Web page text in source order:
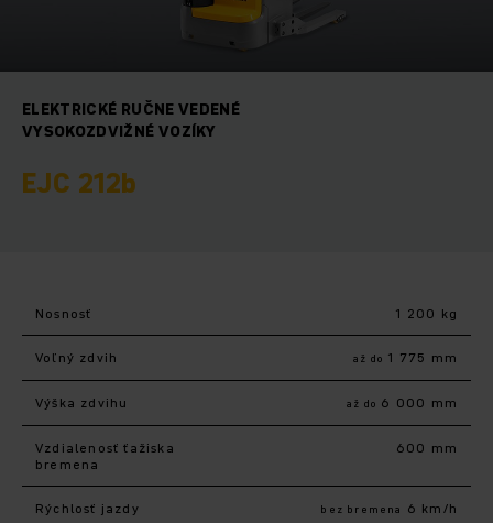
ELEKTRICKÉ RUČNE VEDENÉ
VYSOKOZDVIŽNÉ VOZÍKY
EJC 212b
Nosnosť 1 200 kg
Voľný zdvih až do 1 775 mm
Výška zdvihu až do 6 000 mm
Vzdialenosť ťažiska
bremena
600 mm
Rýchlosť jazdy bez bremena 6 km/h